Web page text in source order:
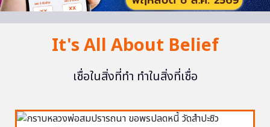
It's All About Belief
เชื่อในสิ่งที่ทำ ทำในสิ่งที่เชื่อ